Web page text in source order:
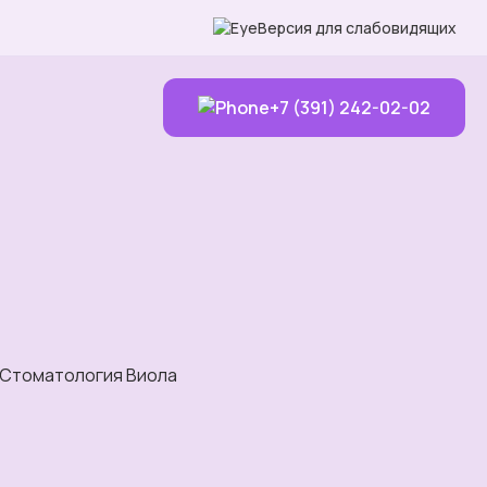
Версия для слабовидящих
+7 (391) 242-02-02